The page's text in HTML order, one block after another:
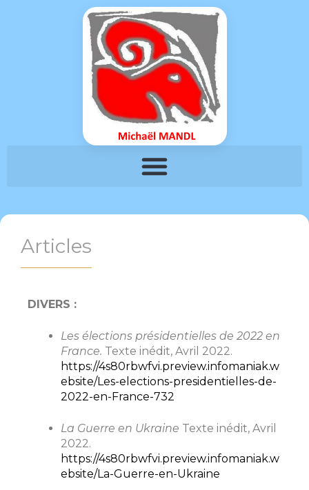
Articles
DIVERS :
Les élections présidentielles de 2022 en
France. Texte inédit, Avril 2022.
https://4s80rbwfvi.preview.infomaniak.w
ebsite/Les-elections-presidentielles-de-
2022-en-France-732
La Guerre en Ukraine Texte inédit, Avril
2022.
https://4s80rbwfvi.preview.infomaniak.w
ebsite/La-Guerre-en-Ukraine